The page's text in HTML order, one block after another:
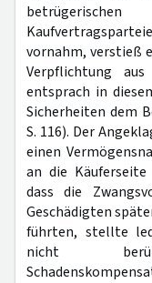
vornahm, verstieß
Verpflichtung
entsprach in
Sicherheiten dem
S. 116). Der
einen
an die
dass die
Geschädigten
führten, stellte
nicht